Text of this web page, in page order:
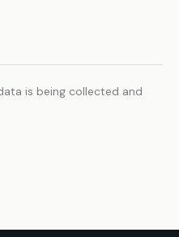
is being collected and